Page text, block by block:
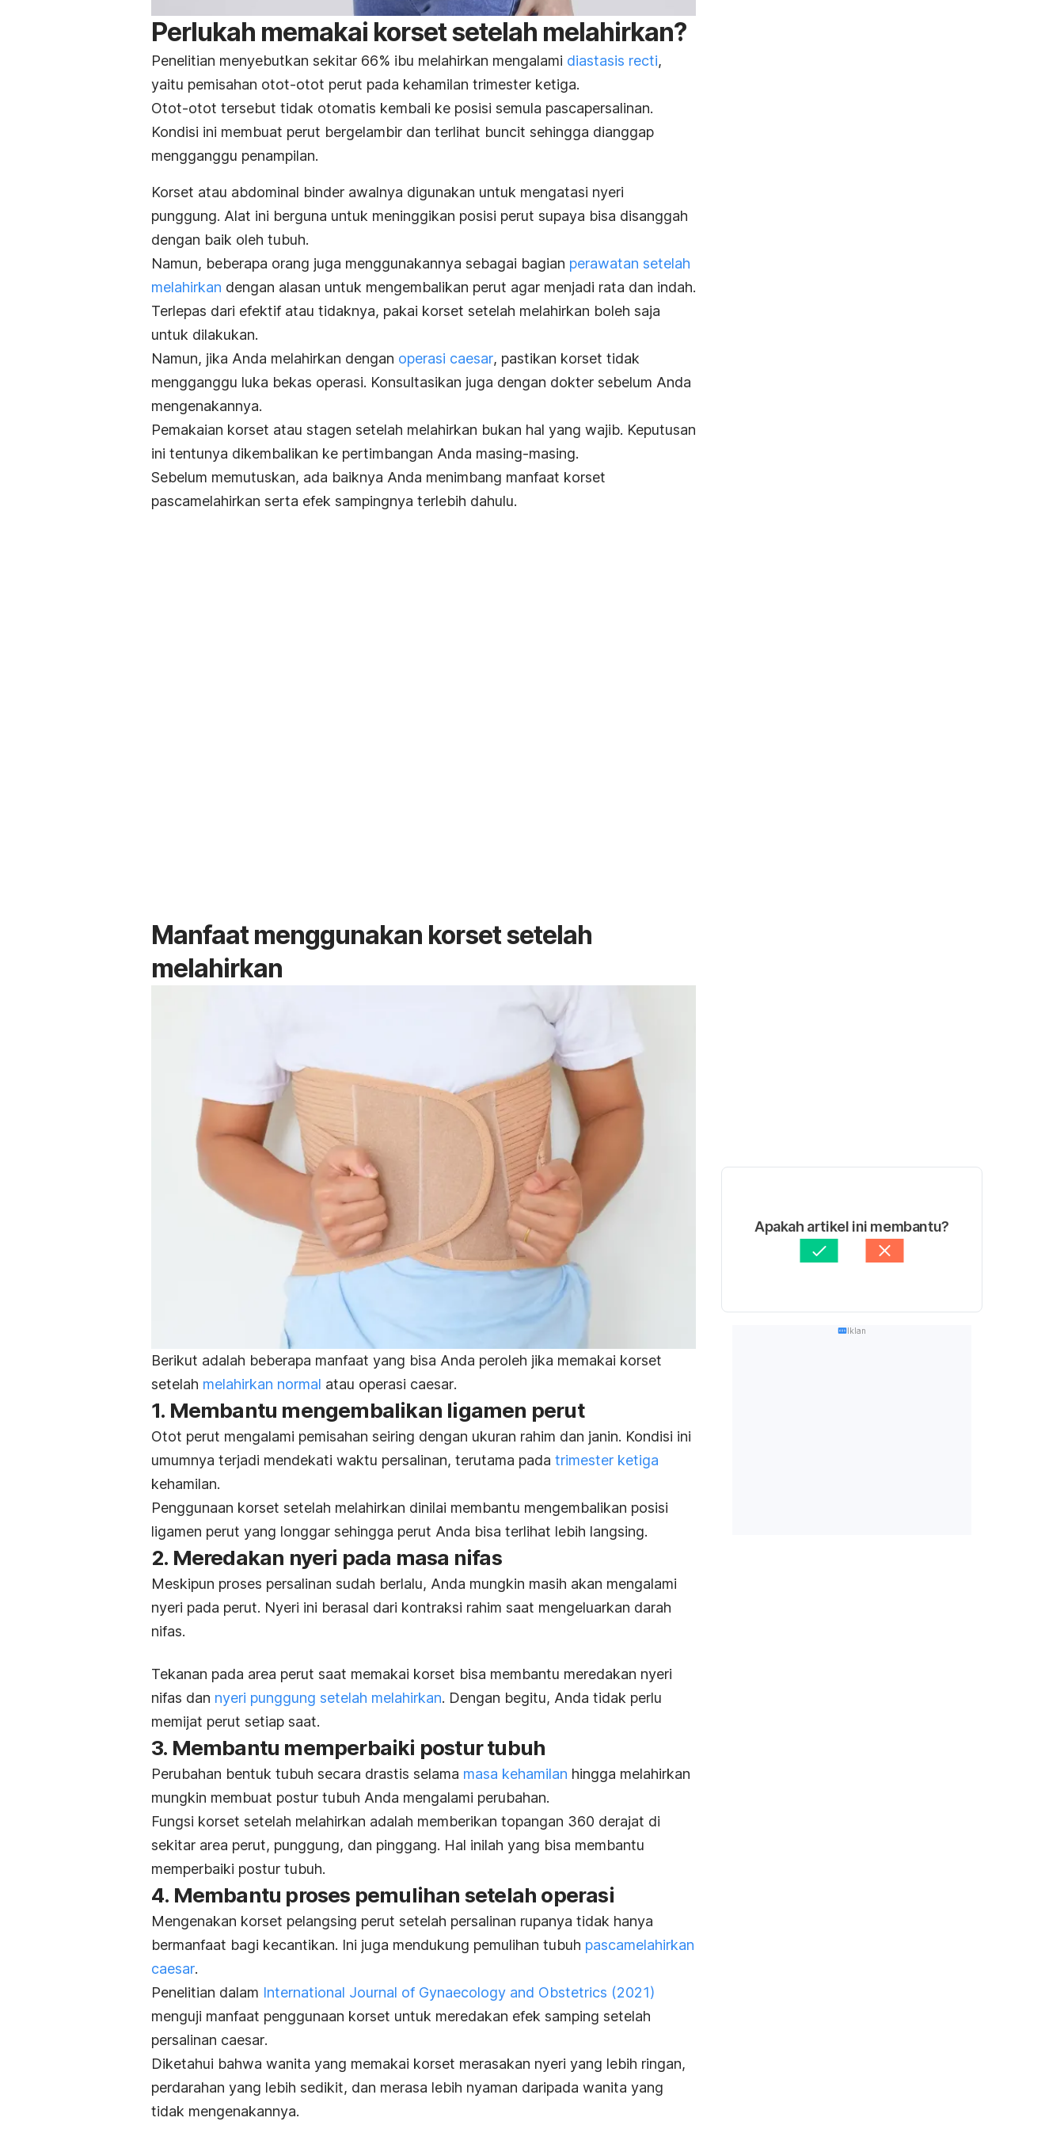
Perlukah memakai korset setelah melahirkan?
Penelitian menyebutkan sekitar 66% ibu melahirkan mengalami diastasis recti,
yaitu pemisahan otot-otot perut pada kehamilan trimester ketiga.
Otot-otot tersebut tidak otomatis kembali ke posisi semula pascapersalinan.
Kondisi ini membuat perut bergelambir dan terlihat buncit sehingga dianggap
mengganggu penampilan.
Korset atau abdominal binder awalnya digunakan untuk mengatasi nyeri
punggung. Alat ini berguna untuk meninggikan posisi perut supaya bisa disanggah
dengan baik oleh tubuh.
Namun, beberapa orang juga menggunakannya sebagai bagian perawatan setelah
melahirkan dengan alasan untuk mengembalikan perut agar menjadi rata dan indah.
Terlepas dari efektif atau tidaknya, pakai korset setelah melahirkan boleh saja
untuk dilakukan.
Namun, jika Anda melahirkan dengan operasi caesar, pastikan korset tidak
mengganggu luka bekas operasi. Konsultasikan juga dengan dokter sebelum Anda
mengenakannya.
Pemakaian korset atau stagen setelah melahirkan bukan hal yang wajib. Keputusan
ini tentunya dikembalikan ke pertimbangan Anda masing-masing.
Sebelum memutuskan, ada baiknya Anda menimbang manfaat korset
pascamelahirkan serta efek sampingnya terlebih dahulu.
Manfaat menggunakan korset setelah
melahirkan
Berikut adalah beberapa manfaat yang bisa Anda peroleh jika memakai korset
setelah melahirkan normal atau operasi caesar.
1. Membantu mengembalikan ligamen perut
Otot perut mengalami pemisahan seiring dengan ukuran rahim dan janin. Kondisi ini
umumnya terjadi mendekati waktu persalinan, terutama pada trimester ketiga
kehamilan.
Penggunaan korset setelah melahirkan dinilai membantu mengembalikan posisi
ligamen perut yang longgar sehingga perut Anda bisa terlihat lebih langsing.
2. Meredakan nyeri pada masa nifas
Meskipun proses persalinan sudah berlalu, Anda mungkin masih akan mengalami
nyeri pada perut. Nyeri ini berasal dari kontraksi rahim saat mengeluarkan darah
nifas.
Tekanan pada area perut saat memakai korset bisa membantu meredakan nyeri
nifas dan nyeri punggung setelah melahirkan. Dengan begitu, Anda tidak perlu
memijat perut setiap saat.
3. Membantu memperbaiki postur tubuh
Perubahan bentuk tubuh secara drastis selama masa kehamilan hingga melahirkan
mungkin membuat postur tubuh Anda mengalami perubahan.
Fungsi korset setelah melahirkan adalah memberikan topangan 360 derajat di
sekitar area perut, punggung, dan pinggang. Hal inilah yang bisa membantu
memperbaiki postur tubuh.
4. Membantu proses pemulihan setelah operasi
Mengenakan korset pelangsing perut setelah persalinan rupanya tidak hanya
bermanfaat bagi kecantikan. Ini juga mendukung pemulihan tubuh pascamelahirkan
caesar.
Penelitian dalam International Journal of Gynaecology and Obstetrics (2021)
menguji manfaat penggunaan korset untuk meredakan efek samping setelah
persalinan caesar.
Diketahui bahwa wanita yang memakai korset merasakan nyeri yang lebih ringan,
perdarahan yang lebih sedikit, dan merasa lebih nyaman daripada wanita yang
tidak mengenakannya.
Apakah artikel ini membantu?
Iklan